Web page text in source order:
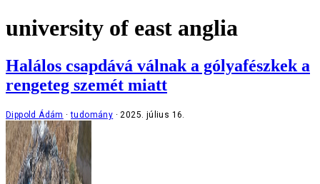
university of east anglia
Halálos csapdává válnak a gólyafészkek a
rengeteg szemét miatt
Dippold Ádám tudomány 2025. július 16.